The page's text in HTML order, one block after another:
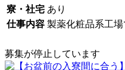
寮・社宅 あり
仕事内容 製薬化粧品系工
募集が停止しています